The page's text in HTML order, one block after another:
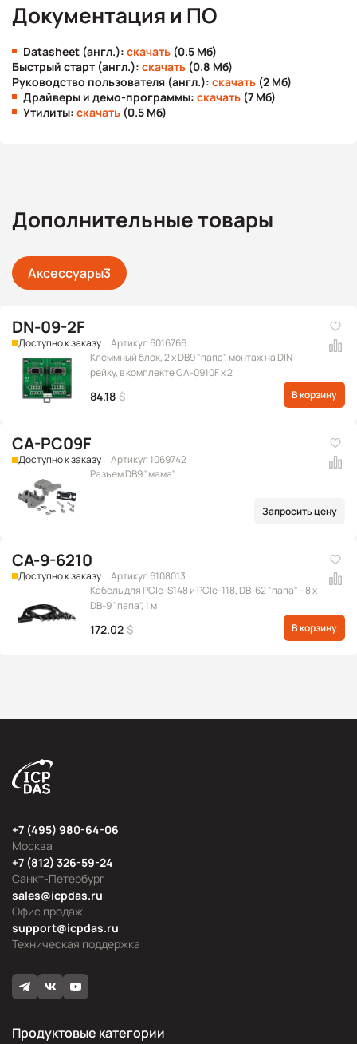
Документация и ПО
Datasheet (англ.): скачать (0.5 Мб)
Быстрый старт (англ.): скачать (0.8 Мб)
Руководство пользователя (англ.): скачать (2 Мб)
Драйверы и демо-программы: скачать (7 Мб)
Утилиты: скачать (0.5 Мб)
Дополнительные товары
Аксессуары3
DN-09-2F
Доступно к заказу
Артикул 6016766
Клеммный блок, 2 x DB9 "папа", монтаж на DIN-
рейку, в комплекте CA-0910F x 2
84.18 $ В корзину
CA-PC09F
Доступно к заказу
Артикул 1069742
Разъем DB9 "мама"
Запросить цену
CA-9-6210
Доступно к заказу
Артикул 6108013
Кабель для PCIe-S148 и PCIe-118, DB-62 "папа" - 8 x
DB-9 "папа", 1 м
172.02 $ В корзину
Москва
+7 (495) 980-64-06
Офис продаж
sales@icpdas.ru
Санкт-Петербург
+7 (812) 326-59-24
Техническая поддержка
support@icpdas.ru
Продуктовые категории